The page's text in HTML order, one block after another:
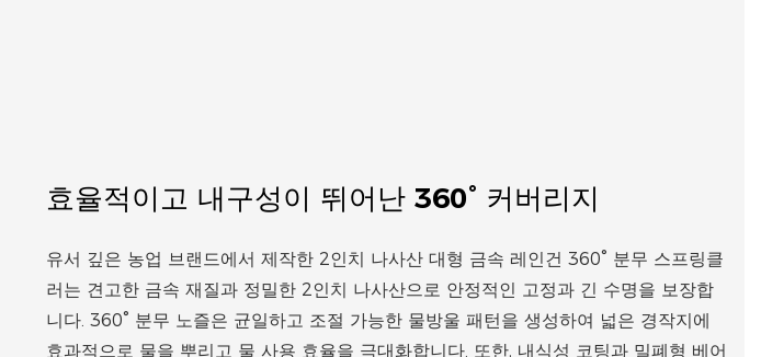
효율적이고 내구성이 뛰어난 360° 커버리지
유서 깊은 농업 브랜드에서 제작한 2인치 나사산 대형 금속 레인건 360° 분무 스프링클
러는 견고한 금속 재질과 정밀한 2인치 나사산으로 안정적인 고정과 긴 수명을 보장합
니다. 360° 분무 노즐은 균일하고 조절 가능한 물방울 패턴을 생성하여 넓은 경작지에
효과적으로 물을 뿌리고 물 사용 효율을 극대화합니다. 또한, 내식성 코팅과 밀폐형 베어